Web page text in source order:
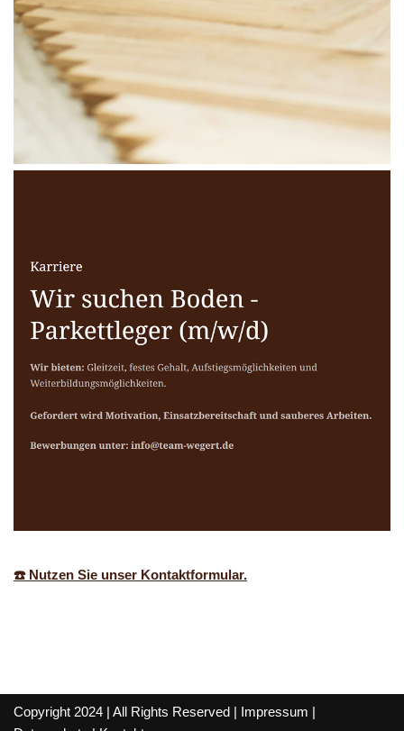
☎️ Nutzen Sie unser Kontaktformular.
Copyright 2024 | All Rights Reserved | Impressum |